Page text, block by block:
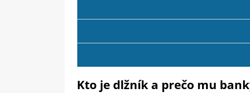
Kto je dlžník a prečo mu